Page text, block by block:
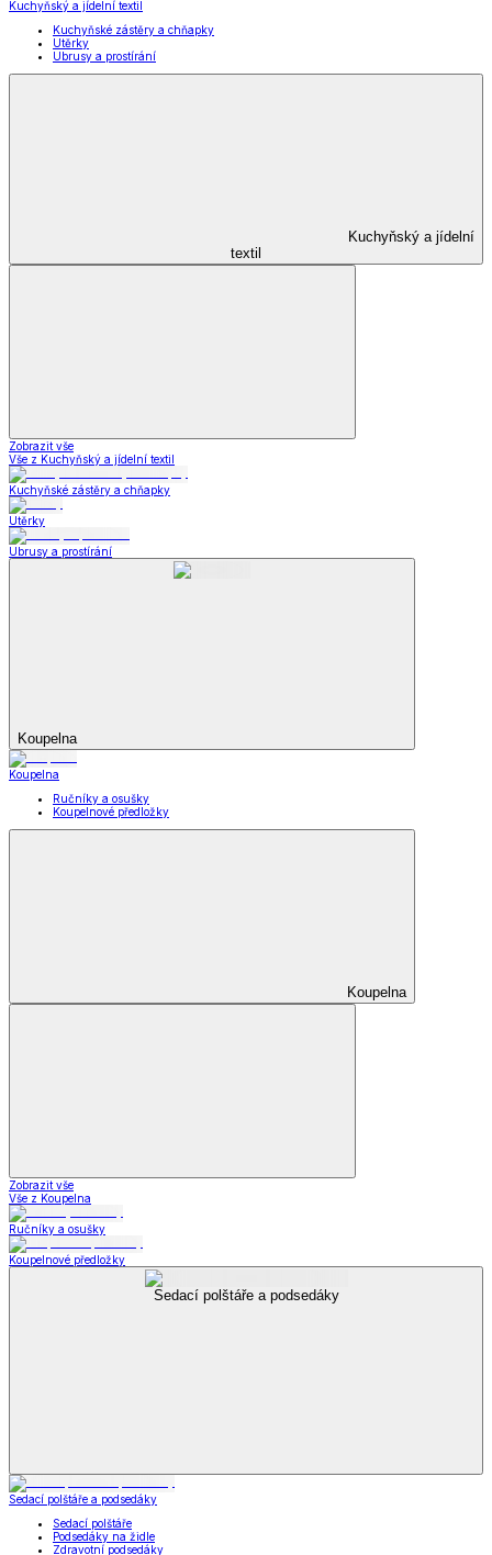
Kuchyňský a jídelní textil
Kuchyňské zástěry a chňapky
Utěrky
Ubrusy a prostírání
Kuchyňský a jídelní
textil
Zobrazit vše
Vše z Kuchyňský a jídelní textil
Kuchyňské zástěry a chňapky
Utěrky
Ubrusy a prostírání
Koupelna
Koupelna
Ručníky a osušky
Koupelnové předložky
Koupelna
Zobrazit vše
Vše z Koupelna
Ručníky a osušky
Koupelnové předložky
Sedací polštáře a podsedáky
Sedací polštáře a podsedáky
Sedací polštáře
Podsedáky na židle
Zdravotní podsedáky